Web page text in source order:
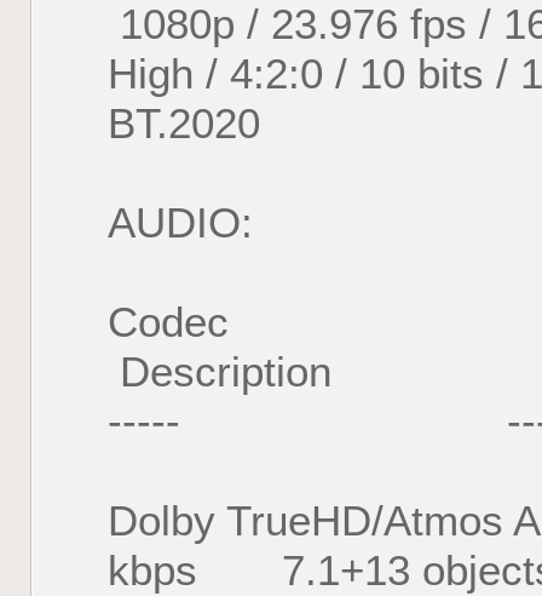
1080p / 23.976 fps /
High / 4:2:0 / 10 bits /
BT.2020
AUDIO:
Codec
Description
----- --------
Dolby TrueHD/
kbps 7.1+13 objects